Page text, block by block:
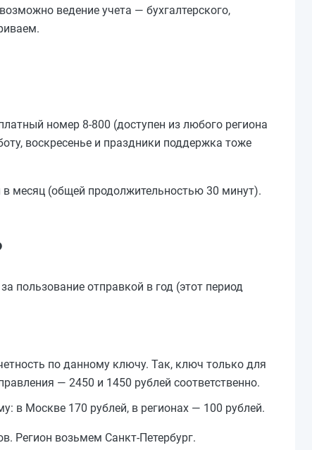
ведение учета — бухгалтерского,
номер 8-800 (доступен из любого региона
воскресенье и праздники поддержка тоже
в месяц (общей продолжительностью 30 минут).
пользование отправкой в год (этот период
по данному ключу. Так, ключ только для
— 2450 и 1450 рублей соответственно.
в Москве 170 рублей, в регионах — 100 рублей.
Регион возьмем Санкт-Петербург.